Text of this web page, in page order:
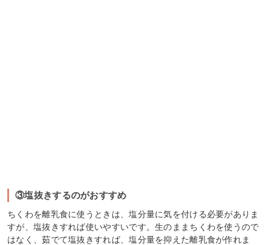
③塩抜きするのがおすすめ
ちくわを離乳食に使うときは、塩分量に気を付ける必要がありま
すが、塩抜きすれば使いやすいです。生のままちくわを使うので
はなく、茹でて塩抜きすれば、塩分量を抑えた離乳食が作れま